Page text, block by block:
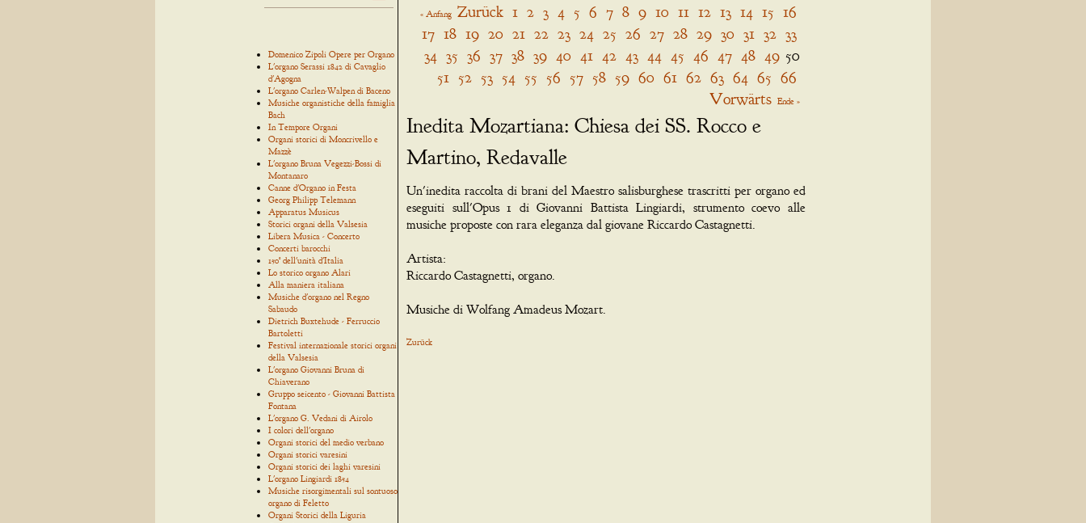
Domenico Zipoli Opere per Organo
L'organo Serassi 1842 di Cavaglio
d'Agogna
L'organo Carlen-Walpen di Baceno
Musiche organistiche della famiglia
Bach
In Tempore Organi
Organi storici di Moncrivello e
Mazzè
L'organo Bruna Vegezzi-Bossi di
Montanaro
Canne d'Organo in Festa
Georg Philipp Telemann
Apparatus Musicus
Storici organi della Valsesia
Libera Musica - Concerto
Concerti barocchi
150° dell'unità d'Italia
Lo storico organo Alari
Alla maniera italiana
Musiche d'organo nel Regno
Sabaudo
Dietrich Buxtehude - Ferruccio
Bartoletti
Festival internazionale storici organi
della Valsesia
L'organo Giovanni Bruna di
Chiaverano
Gruppo seicento - Giovanni Battista
Fontana
L'organo G. Vedani di Airolo
I colori dell'organo
Organi storici del medio verbano
Organi storici varesini
Organi storici dei laghi varesini
L'organo Lingiardi 1854
Musiche risorgimentali sul sontuoso
organo di Feletto
Organi Storici della Liguria
« Anfang Zurück 1 2 3 4 5 6 7 8 9 10 11 12 13 14 15 16
17 18 19 20 21 22 23 24 25 26 27 28 29 30 31 32 33
34 35 36 37 38 39 40 41 42 43 44 45 46 47 48 49 50
51 52 53 54 55 56 57 58 59 60 61 62 63 64 65 66
Vorwärts Ende »
Inedita Mozartiana: Chiesa dei SS. Rocco e
Martino, Redavalle
Un'inedita raccolta di brani del Maestro salisburghese trascritti per organo ed
eseguiti sull'Opus 1 di Giovanni Battista Lingiardi, strumento coevo alle
musiche proposte con rara eleganza dal giovane Riccardo Castagnetti.
Artista:
Riccardo Castagnetti, organo.
Musiche di Wolfang Amadeus Mozart.
Zurück